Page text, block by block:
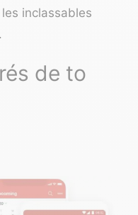
inclassables
de to